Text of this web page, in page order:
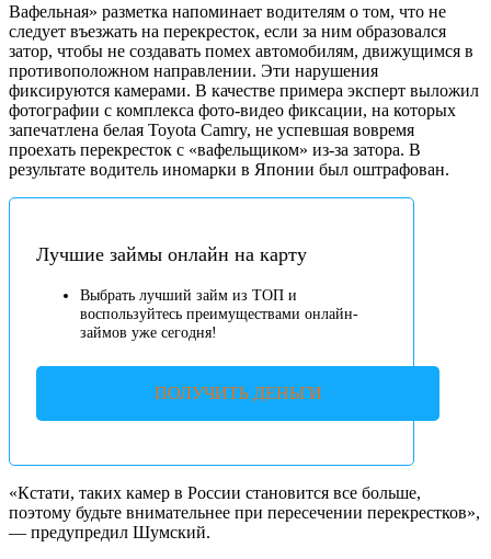
Вафельная» разметка напоминает водителям о том, что не
следует въезжать на перекресток, если за ним образовался
затор, чтобы не создавать помех автомобилям, движущимся в
противоположном направлении. Эти нарушения
фиксируются камерами. В качестве примера эксперт выложил
фотографии с комплекса фото-видео фиксации, на которых
запечатлена белая Toyota Camry, не успевшая вовремя
проехать перекресток с «вафельщиком» из-за затора. В
результате водитель иномарки в Японии был оштрафован.
Лучшие займы онлайн на карту
Выбрать лучший займ из ТОП и
воспользуйтесь преимуществами онлайн-
займов уже сегодня!
ПОЛУЧИТЬ ДЕНЬГИ
«Кстати, таких камер в России становится все больше,
поэтому будьте внимательнее при пересечении перекрестков»,
— предупредил Шумский.